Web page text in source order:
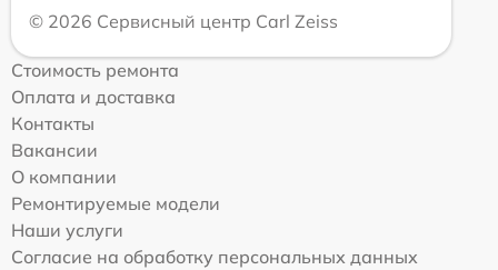
© 2026 Сервисный центр Carl Zeiss
Стоимость ремонта
Оплата и доставка
Контакты
Вакансии
О компании
Ремонтируемые модели
Наши услуги
Согласие на обработку персональных данных